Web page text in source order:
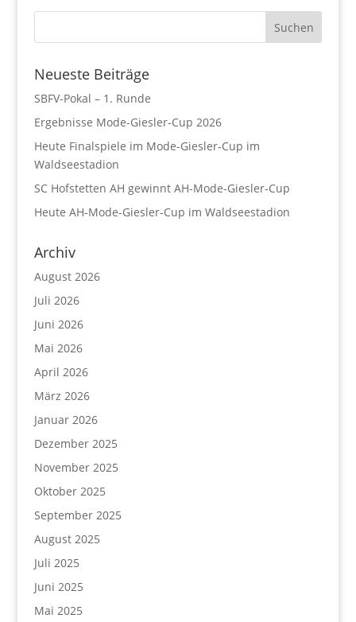
Neueste Beiträge
SBFV-Pokal – 1. Runde
Ergebnisse Mode-Giesler-Cup 2026
Heute Finalspiele im Mode-Giesler-Cup im
Waldseestadion
SC Hofstetten AH gewinnt AH-Mode-Giesler-Cup
Heute AH-Mode-Giesler-Cup im Waldseestadion
Archiv
August 2026
Juli 2026
Juni 2026
Mai 2026
April 2026
März 2026
Januar 2026
Dezember 2025
November 2025
Oktober 2025
September 2025
August 2025
Juli 2025
Juni 2025
Mai 2025